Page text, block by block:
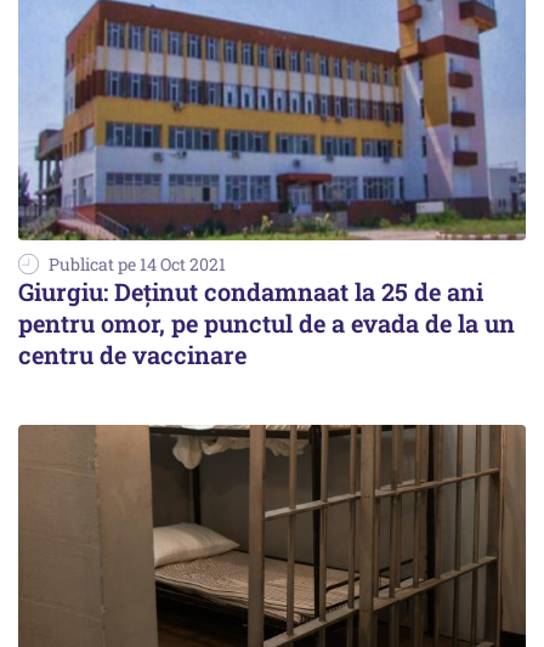
Publicat pe 14 Oct 2021
Giurgiu: Deținut condamnaat la 25 de ani
pentru omor, pe punctul de a evada de la un
centru de vaccinare